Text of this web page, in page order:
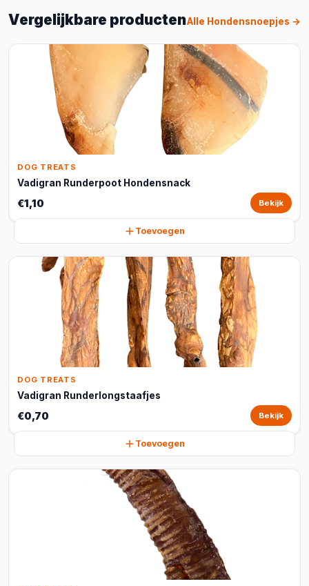
Vergelijkbare productenAlle Hondensnoepjes →
DOG TREATS
Vadigran Runderpoot Hondensnack
€1,10 Bekijk
Toevoegen
DOG TREATS
Vadigran Runderlongstaafjes
€0,70 Bekijk
Toevoegen